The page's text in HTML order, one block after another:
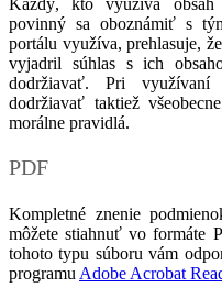
povinný sa oboznámiť s
portálu využíva, prehlasuje,
vyjadril súhlas s ich
dodržiavať. Pri využívaní
dodržiavať taktiež
morálne pravidlá.
PDF
Kompletné znenie
môžete stiahnuť vo formáte
tohoto typu súboru vám
programu Adobe Acrobat